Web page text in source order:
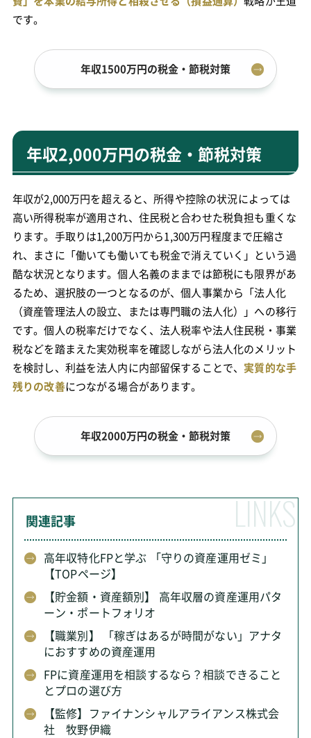
です。
年収1500万円の税金・節税対策
年収2,000万円の税金・節税対策
年収が2,000万円を超えると、所得や控除の状況によっては
高い所得税率が適用され、住民税と合わせた税負担も重くな
ります。手取りは1,200万円から1,300万円程度まで圧縮さ
れ、まさに「働いても働いても税金で消えていく」という過
酷な状況となります。個人名義のままでは節税にも限界があ
るため、選択肢の一つとなるのが、個人事業から「法人化
（資産管理法人の設立、または専門職の法人化）」への移行
です。個人の税率だけでなく、法人税率や法人住民税・事業
税などを踏まえた実効税率を確認しながら法人化のメリット
を検討し、利益を法人内に内部留保することで、 実質的な手
残りの改善につながる場合があります。
年収2000万円の税金・節税対策
関連記事
高年収特化FPと学ぶ 「守りの資産運用ゼミ」
【TOPページ】
【貯金額・資産額別】 高年収層の資産運用パタ
ーン・ポートフォリオ
【職業別】 「稼ぎはあるが時間がない」アナタ
におすすめの資産運用
FPに資産運用を相談するなら？相談できること
とプロの選び方
【監修】ファイナンシャルアライアンス株式会
社 牧野伊織